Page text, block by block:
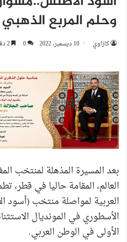
وحلم المربع الذهبي
كازاوي 10 ديسمبر، 2022 0
بعد المسيرة المذهلة لمنتخب
العالم، المقامة حاليا في قطر،
العربية لمواصلة منتخب (أسود
الأسطوري في المونديال
الأولى في الوطن العربي.